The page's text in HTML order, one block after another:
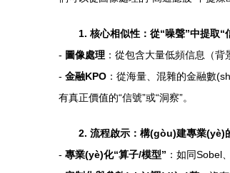
1. 核心相似性：從“噪聲”中提取“
- 圖像處理 ：從包含大量低頻信息（
- 金融KPO ：從海量、混雜的金融數
有真正價值的“信號”或“洞察”。
2. 流程啟示：構(gòu)建專業(yè)
- 專業(yè)化“算子/模型” ：如同Sobel